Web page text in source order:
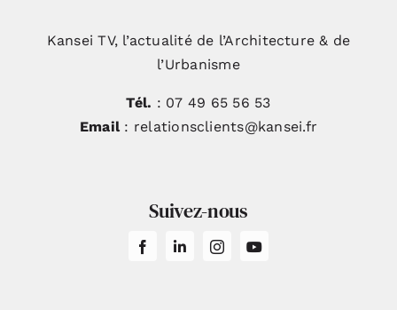
Kansei TV, l’actualité de l’Architecture & de
l’Urbanisme
Tél. : 07 49 65 56 53
Email: relationsclients@kansei.fr
Suivez-nous